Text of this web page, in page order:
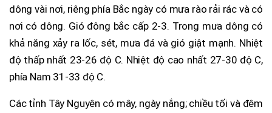
dông vài nơi, riêng phía Bắc ngày có mưa rào rải rác và có
nơi có dông. Gió đông bắc cấp 2-3. Trong mưa dông có
khả năng xảy ra lốc, sét, mưa đá và gió giật mạnh. Nhiệt
độ thấp nhất 23-26 độ C. Nhiệt độ cao nhất 27-30 độ C,
phía Nam 31-33 độ C.
Các tỉnh Tây Nguyên có mây, ngày nắng; chiều tối và đêm